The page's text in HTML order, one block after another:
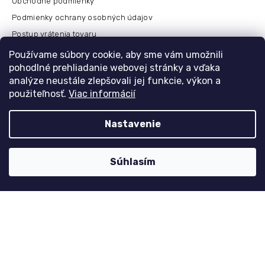
Používame súbory cookie, aby sme vám umožnili
pohodlné prehliadanie webovej stránky a vďaka
analýze neustále zlepšovali jej funkcie, výkon a
použiteľnosť. Viac informácií
Nastavenie
Súhlasím
Podmienky ochrany osobných údajov
Postup vrátenia tovaru
Česko
Môj účet
Přihlášení